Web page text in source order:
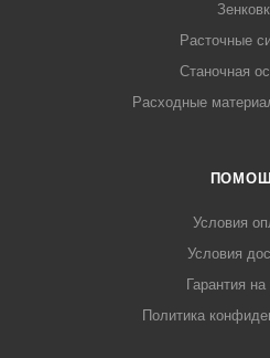
Расточные
Станочная
Расходные
Условия
Условия
Гарантия на
Политика